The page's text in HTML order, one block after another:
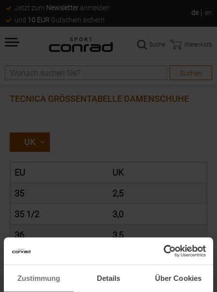
Zustimmung Details Über Cookies
Jetzt zum Newsletter anmelden
und 10 EUR Gutschein sichern
de en
Suche
Suchen
Suche Warenkorb
TECNICA GRÖSSENTABELLE DAMENSCHUHE
UK
EU UK
35 2,5
35 1/2 3,0
36 3,5
36 2/3
37 1/2 4,5